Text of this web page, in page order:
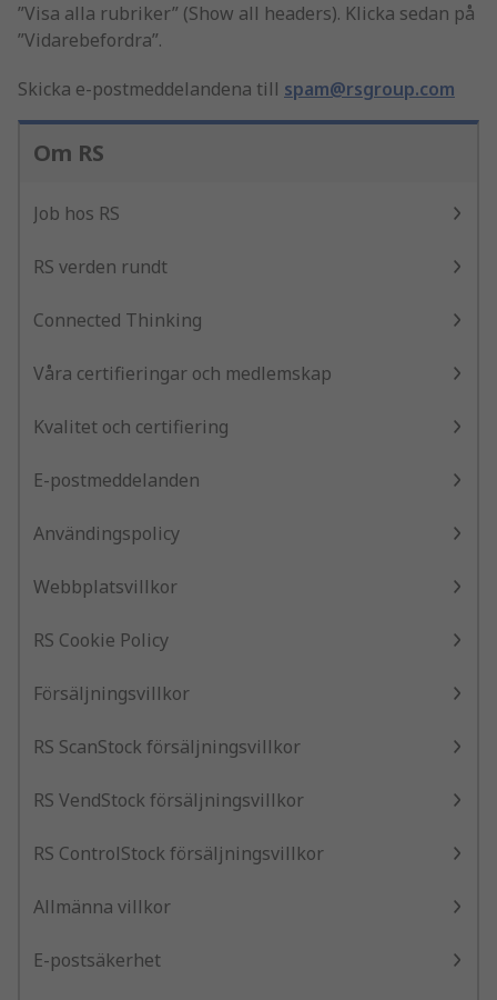
”Visa alla rubriker” (Show all headers). Klicka sedan på
”Vidarebefordra”.
Skicka e-postmeddelandena till spam@rsgroup.com
Om RS
Job hos RS
RS verden rundt
Connected Thinking
Våra certifieringar och medlemskap
Kvalitet och certifiering
E-postmeddelanden
Användingspolicy
Webbplatsvillkor
RS Cookie Policy
Försäljningsvillkor
RS ScanStock försäljningsvillkor
RS VendStock försäljningsvillkor
RS ControlStock försäljningsvillkor
Allmänna villkor
E-postsäkerhet